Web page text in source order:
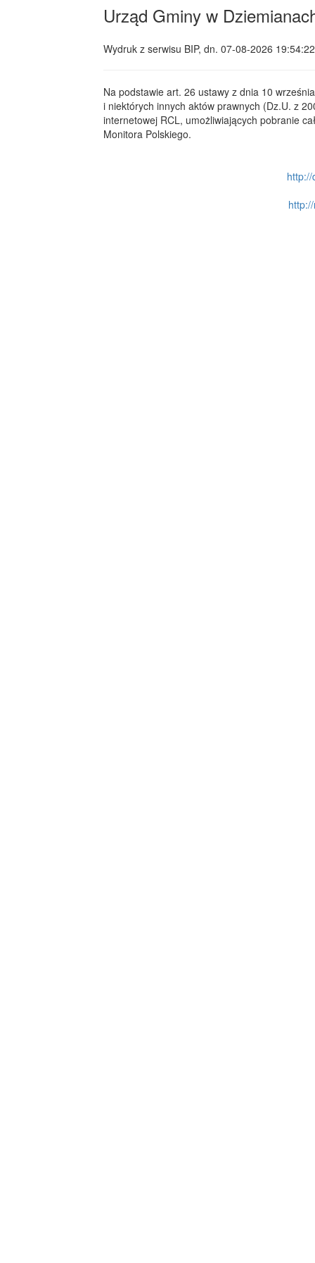
Urząd Gminy w
Wydruk z serwisu BIP, dn. 07-08-2026 19:54:22
Na podstawie art. 26 ustawy z dnia 10
i niektórych innych aktów prawnych (Dz.U. z
internetowej RCL, umożliwiających pobranie
Monitora Polskiego.
http://